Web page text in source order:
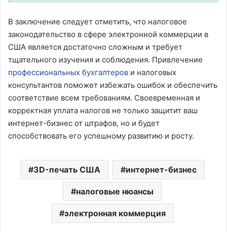
В заключение следует отметить, что налоговое
законодательство в сфере электронной коммерции в
США является достаточно сложным и требует
тщательного изучения и соблюдения. Привлечение
профессиональных бухгалтеров и налоговых
консультантов поможет избежать ошибок и обеспечить
соответствие всем требованиям. Своевременная и
корректная уплата налогов не только защитит ваш
интернет-бизнес от штрафов, но и будет
способствовать его успешному развитию и росту.
3D-печать США интернет-бизнес
налоговые нюансы
электронная коммерция